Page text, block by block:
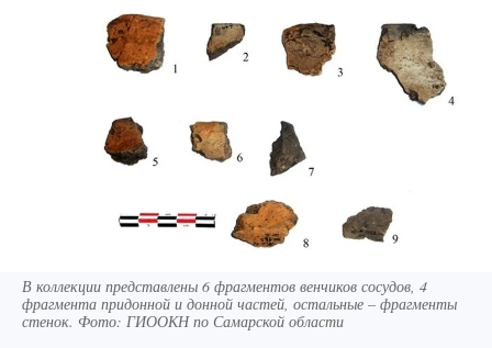
В коллекции представлены 6 фрагментов венчиков сосудов, 4
фрагмента придонной и донной частей, остальные – фрагменты
стенок. Фото: ГИООКН по Самарской области